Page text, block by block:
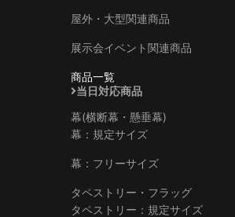
屋外・大型関連商品
展示会イベント関連商品
商品一覧
当日対応商品
幕(横断幕・懸垂幕)
幕：規定サイズ
幕：フリーサイズ
タペストリー・フラッグ
タペストリー：規定サイズ